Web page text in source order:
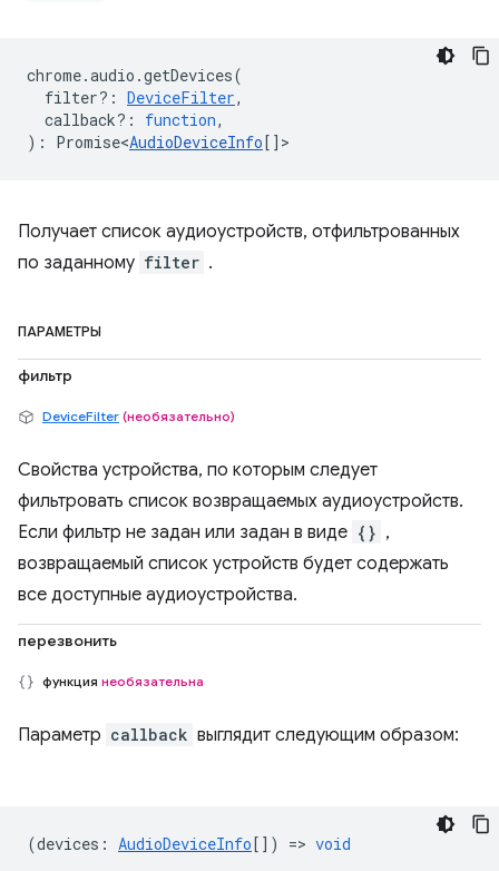
chrome.audio .getDevices(
filter? : DeviceFilter,
callback? : function,
) : Promise<AudioDeviceInfo[] >
Получает список аудиоустройств, отфильтрованных
по заданному filter .
ПАРАМЕТРЫ
фильтр
DeviceFilter (необязательно)
Свойства устройства, по которым следует
фильтровать список возвращаемых аудиоустройств.
Если фильтр не задан или задан в виде {} ,
возвращаемый список устройств будет содержать
все доступные аудиоустройства.
перезвонить
функция необязательна
Параметр callback выглядит следующим образом:
(devices : AudioDeviceInfo[]) => void